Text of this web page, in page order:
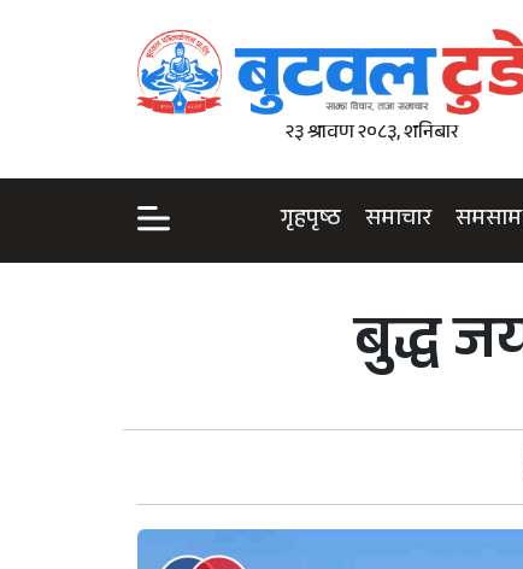
२३ श्रावण २०८३, शनिबार
गृहपृष्ठ समाचार
बुद्ध